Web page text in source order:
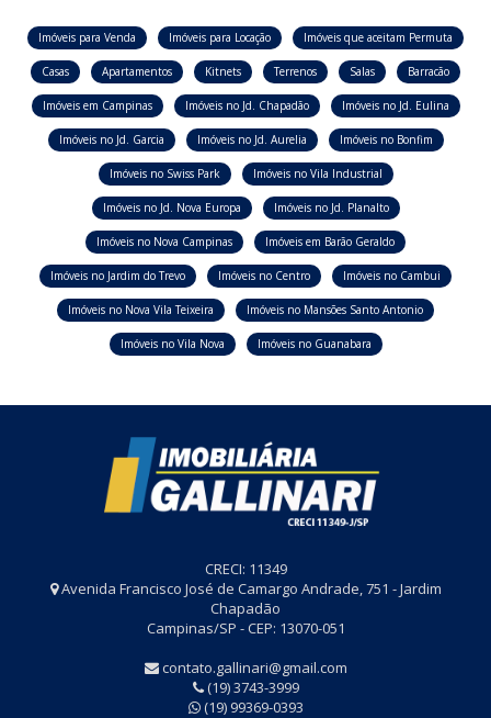
Imóveis para Venda Imóveis para Locação Imóveis que aceitam Permuta
Casas Apartamentos Kitnets Terrenos Salas Barracão
Imóveis em Campinas Imóveis no Jd. Chapadão Imóveis no Jd. Eulina
Imóveis no Jd. Garcia Imóveis no Jd. Aurelia Imóveis no Bonfim
Imóveis no Swiss Park Imóveis no Vila Industrial
Imóveis no Jd. Nova Europa Imóveis no Jd. Planalto
Imóveis no Nova Campinas Imóveis em Barão Geraldo
Imóveis no Jardim do Trevo Imóveis no Centro Imóveis no Cambui
Imóveis no Nova Vila Teixeira Imóveis no Mansões Santo Antonio
Imóveis no Vila Nova Imóveis no Guanabara
CRECI: 11349
Avenida Francisco José de Camargo Andrade, 751 - Jardim
Chapadão
Campinas/SP - CEP: 13070-051
contato.gallinari@gmail.com
(19) 3743-3999
(19) 99369-0393